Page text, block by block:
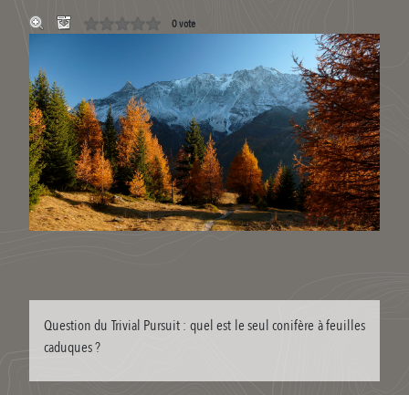
0 vote
Question du Trivial Pursuit : quel est le seul conifère à feuilles
caduques ?